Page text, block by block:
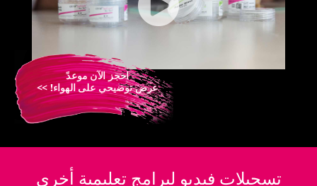
احجز الآن موعدً
عرض توضيحي على الهواء! >>
تسجيلات فيديو لبرامج تعليمية أخرى